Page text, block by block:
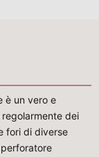
è un vero e
dei
fori di diverse